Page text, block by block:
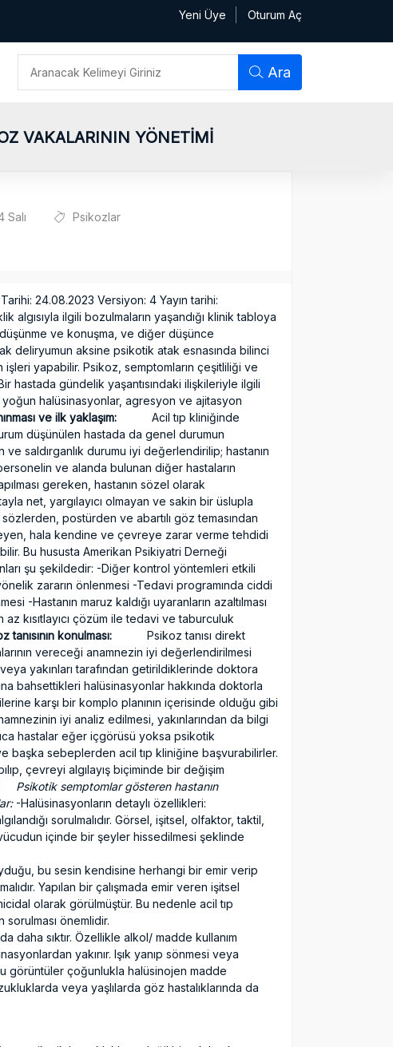
Yeni Üye Oturum Aç
Ara
VAKALARININ YÖNETİMİ
Salı Psikozlar
24.08.2023 Versiyon: 4 Yayın tarihi:
algısıyla ilgili bozulmaların yaşandığı klinik tabloya
ve konuşma, ve diğer düşünce
deliryumun aksine psikotik atak esnasında bilinci
yapabilir. Psikoz, semptomların çeşitliliği ve
hastada gündelik yaşantısındaki ilişkileriyle ilgili
halüsinasyonlar, agresyon ve ajitasyon
ve ilk yaklaşım:
Acil tıp kliniğinde
düşünülen hastada da genel durumun
saldırganlık durumu iyi değerlendirilip; hastanın
ve alanda bulunan diğer hastaların
gereken, hastanın sözel olarak
net, yargılayıcı olmayan ve sakin bir üslupla
postürden ve abartılı göz temasından
hala kendine ve çevreye zarar verme tehdidi
Bu hususta Amerikan Psikiyatri Derneği
şu şekildedir: -Diğer kontrol yöntemleri etkili
zararın önlenmesi -Tedavi programında ciddi
-Hastanın maruz kaldığı uyaranların azaltılması
kısıtlayıcı çözüm ile tedavi ve taburculuk
tanısının konulması:
Psikoz tanısı direkt
vereceği anamnezin iyi değerlendirilmesi
yakınları tarafından getirildiklerinde doktora
bahsettikleri halüsinasyonlar hakkında doktorla
karşı bir komplo planının içerisinde olduğu gibi
iyi analiz edilmesi, yakınlarından da bilgi
hastalar eğer içgörüsü yoksa psikotik
başka sebeplerden acil tıp kliniğine başvurabilirler.
çevreyi algılayış biçiminde bir değişim
Psikotik semptomlar gösteren hastanın
-Halüsinasyonların detaylı özellikleri:
sorulmalıdır. Görsel, işitsel, olfaktor, taktil,
içinde bir şeyler hissedilmesi şeklinde
bu sesin kendisine herhangi bir emir verip
Yapılan bir çalışmada emir veren işitsel
olarak görülmüştür. Bu nedenle acil tıp
sorulması önemlidir.
daha sıktır. Özellikle alkol/ madde kullanım
yakınır. Işık yanıp sönmesi veya
çoğunlukla halüsinojen madde
veya yaşlılarda göz hastalıklarında da